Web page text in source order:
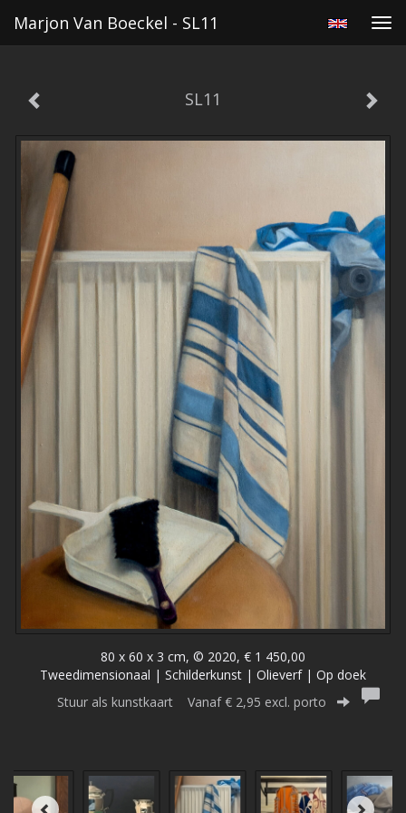
Marjon Van Boeckel - SL11
SL11
80 x 60 x 3 cm, © 2020, € 1 450,00
Tweedimensionaal | Schilderkunst | Olieverf | Op doek
Stuur als kunstkaart Vanaf € 2,95 excl. porto